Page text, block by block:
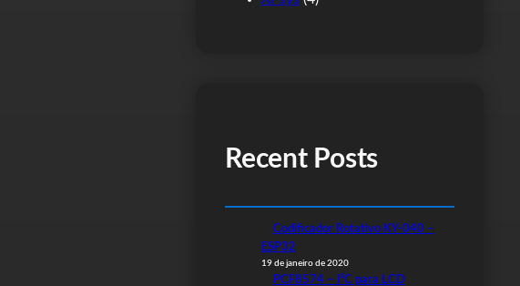
Recent Posts
Codificador Rotativo KY-040 –
ESP32
19 de janeiro de 2020
PCF8574 – I²C para LCD